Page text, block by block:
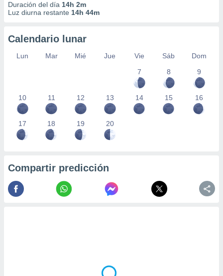
Duración del día 14h 2m
Luz diurna restante 14h 44m
Calendario lunar
Lun Mar Mié Jue Vie Sáb
Dom
7
8 9
10 11 12 13 14 15 16
17 18 19 20
Compartir predicción